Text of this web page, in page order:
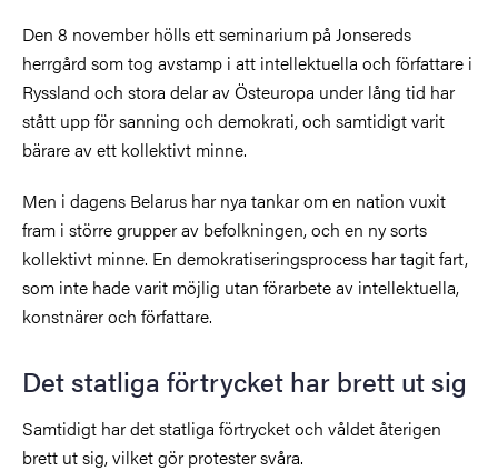
Den 8 november hölls ett seminarium på Jonsereds
herrgård som tog avstamp i att intellektuella och författare i
Ryssland och stora delar av Östeuropa under lång tid har
stått upp för sanning och demokrati, och samtidigt varit
bärare av ett kollektivt minne.
Men i dagens Belarus har nya tankar om en nation vuxit
fram i större grupper av befolkningen, och en ny sorts
kollektivt minne. En demokratiseringsprocess har tagit fart,
som inte hade varit möjlig utan förarbete av intellektuella,
konstnärer och författare.
Det statliga förtrycket har brett ut sig
Samtidigt har det statliga förtrycket och våldet återigen
brett ut sig, vilket gör protester svåra.